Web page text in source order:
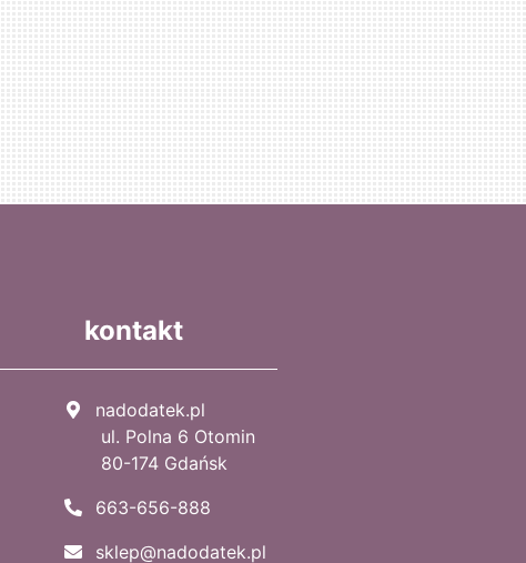
kontakt
nadodatek.pl
ul. Polna 6 Otomin
80-174 Gdańsk
663-656-888
sklep@nadodatek.pl